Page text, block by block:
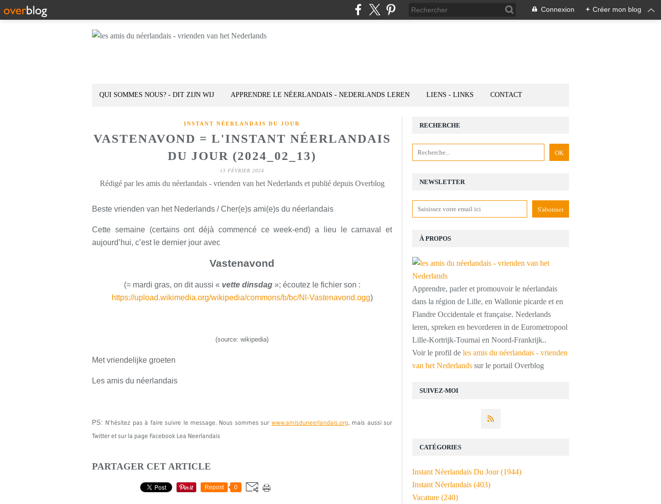
Connexion + Créer mon blog
QUI SOMMES NOUS? - DIT ZIJN WIJ APPRENDRE LE NÉERLANDAIS - NEDERLANDS LEREN LIENS - LINKS CONTACT
INSTANT NÉERLANDAIS DU JOUR
VASTENAVOND = L'INSTANT NÉERLANDAIS
DU JOUR (2024_02_13)
13 FÉVRIER 2024
Rédigé par les amis du néerlandais - vrienden van het Nederlands et publié depuis Overblog
Beste vrienden van het Nederlands / Cher(e)s ami(e)s du néerlandais
Cette semaine (certains ont déjà commencé ce week-end) a lieu le carnaval et
aujourd’hui, c’est le dernier jour avec
Vastenavond
(= mardi gras, on dit aussi « vette dinsdag»; écoutez le fichier son :
https://upload.wikimedia.org/wikipedia/commons/b/bc/Nl-Vastenavond.ogg)
(source: wikipedia)
Met vriendelijke groeten
Les amis du néerlandais
PS: N'hésitez pas à faire suivre le message. Nous sommes sur www.amisduneerlandais.org, mais aussi sur
Twitter et sur la page Facebook Lea Neerlandais
PARTAGER CET ARTICLE
Repost 0
NEWSLETTER
SUIVEZ-MOI
RECHERCHE
À PROPOS
Apprendre, parler et promouvoir le néerlandais
dans la région de Lille, en Wallonie picarde et en
Flandre Occidentale et française. Nederlands
leren, spreken en bevorderen in de Eurometropool
Lille-Kortrijk-Tournai en Noord-Frankrijk..
Voir le profil de les amis du néerlandais - vrienden
van het Nederlands sur le portail Overblog
CATÉGORIES
Instant Néerlandais Du Jour(1944)
Instant Néerlandais (403)
Vacature (240)